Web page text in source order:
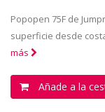
Popopen 75F de
superficie desde
más
Añade a la